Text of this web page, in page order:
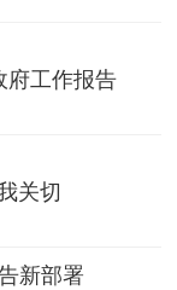
府工作报告
关切
新部署